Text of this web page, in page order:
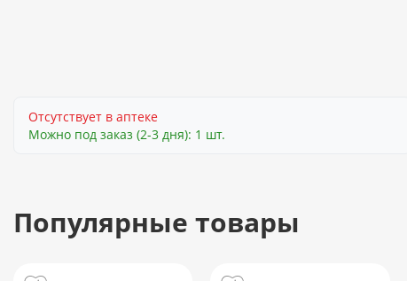
Отсутствует в аптеке
Можно под заказ (2-3 дня): 1 шт.
Популярные товары